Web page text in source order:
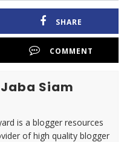
SHARE
COMMENT
Siam
is a blogger resources
of high quality blogger